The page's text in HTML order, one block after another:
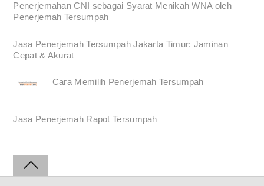
Penerjemahan CNI sebagai Syarat Menikah WNA oleh
Penerjemah Tersumpah
Jasa Penerjemah Tersumpah Jakarta Timur: Jaminan
Cepat & Akurat
Cara Memilih Penerjemah Tersumpah
Jasa Penerjemah Rapot Tersumpah